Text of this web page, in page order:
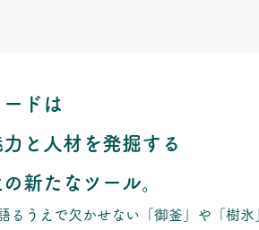
ドは
と人材を発掘する
新たなツール。
るうえで欠かせない「御釜」や「樹氷